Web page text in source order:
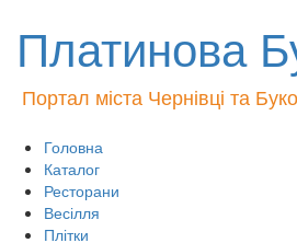
Платинова
Портал міста Чернівці та
Головна
Каталог
Ресторани
Весілля
Плітки